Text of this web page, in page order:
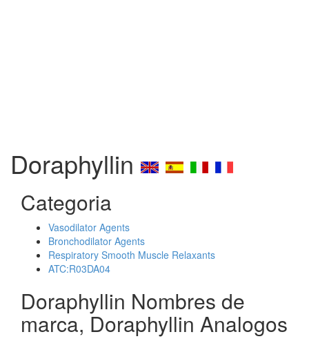
Doraphyllin
Categoria
Vasodilator Agents
Bronchodilator Agents
Respiratory Smooth Muscle Relaxants
ATC:R03DA04
Doraphyllin Nombres de
marca, Doraphyllin Analogos